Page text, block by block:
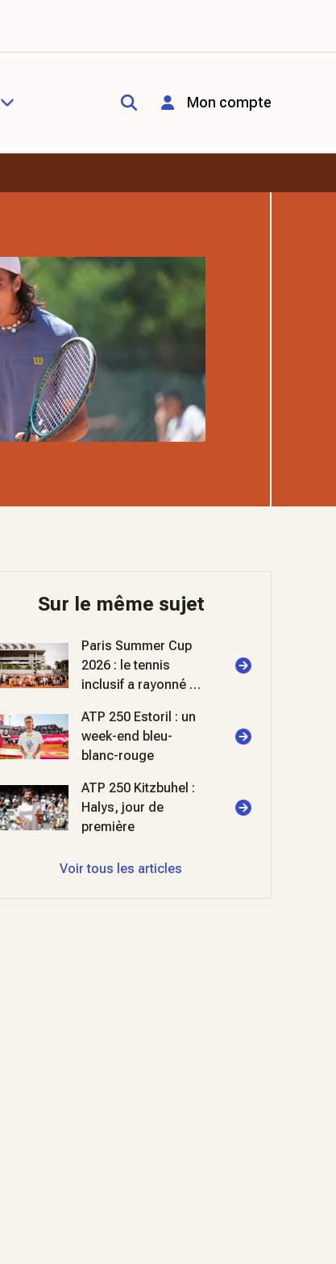
Mon compte
Sur le même sujet
Paris Summer Cup
2026 : le tennis
inclusif a rayonné à
ATP 250 Estoril : un
week-end bleu-
blanc-rouge
ATP 250 Kitzbuhel :
Halys, jour de
première
Voir tous les articles